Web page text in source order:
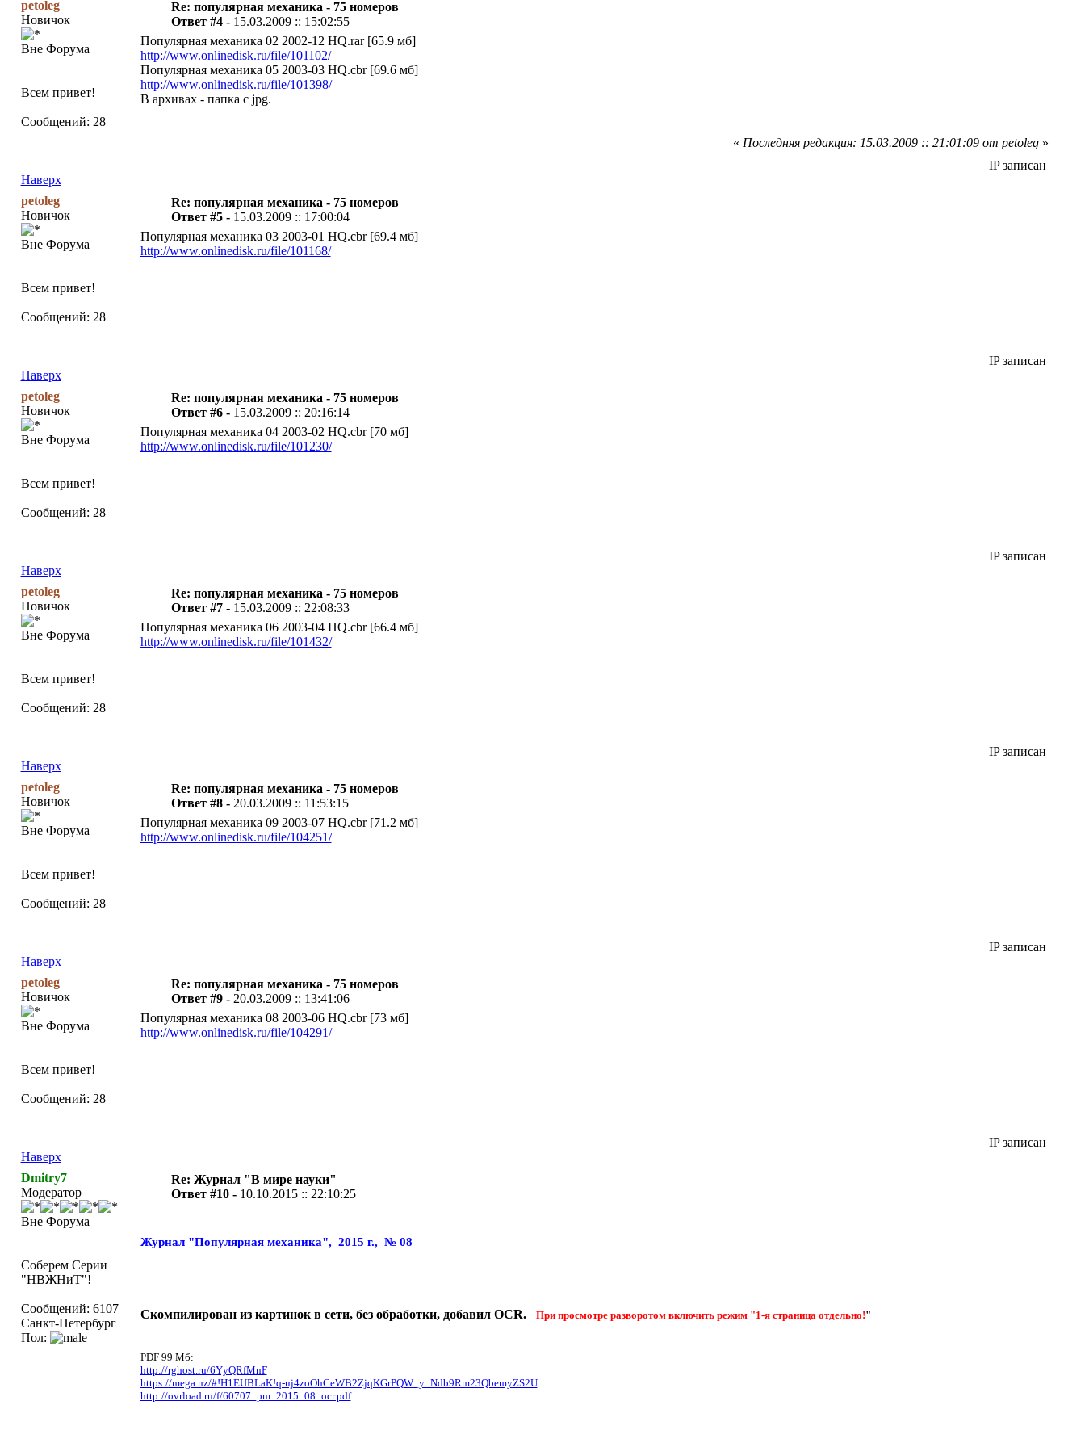
petoleg
Новичок
Вне Форума
Всем привет!
Сообщений: 28
Re: популярная механика - 75 номеров
Ответ #4 - 15.03.2009 :: 15:02:55
Популярная механика 02 2002-12 HQ.rar [65.9 мб]
http://www.onlinedisk.ru/file/101102/
Популярная механика 05 2003-03 HQ.cbr [69.6 мб]
http://www.onlinedisk.ru/file/101398/
В архивах - папка с jpg.
Наверх
« Последняя редакция: 15.03.2009 :: 21:01:09 от petoleg »
IP записан
petoleg
Новичок
Вне Форума
Всем привет!
Сообщений: 28
Re: популярная механика - 75 номеров
Ответ #5 - 15.03.2009 :: 17:00:04
Популярная механика 03 2003-01 HQ.cbr [69.4 мб]
http://www.onlinedisk.ru/file/101168/
Наверх
IP записан
petoleg
Новичок
Вне Форума
Всем привет!
Сообщений: 28
Re: популярная механика - 75 номеров
Ответ #6 - 15.03.2009 :: 20:16:14
Популярная механика 04 2003-02 HQ.cbr [70 мб]
http://www.onlinedisk.ru/file/101230/
Наверх
IP записан
petoleg
Новичок
Вне Форума
Всем привет!
Сообщений: 28
Re: популярная механика - 75 номеров
Ответ #7 - 15.03.2009 :: 22:08:33
Популярная механика 06 2003-04 HQ.cbr [66.4 мб]
http://www.onlinedisk.ru/file/101432/
Наверх
IP записан
petoleg
Новичок
Вне Форума
Всем привет!
Сообщений: 28
Re: популярная механика - 75 номеров
Ответ #8 - 20.03.2009 :: 11:53:15
Популярная механика 09 2003-07 HQ.cbr [71.2 мб]
http://www.onlinedisk.ru/file/104251/
Наверх
IP записан
petoleg
Новичок
Вне Форума
Всем привет!
Сообщений: 28
Re: популярная механика - 75 номеров
Ответ #9 - 20.03.2009 :: 13:41:06
Популярная механика 08 2003-06 HQ.cbr [73 мб]
http://www.onlinedisk.ru/file/104291/
Наверх
IP записан
Dmitry7
Модератор
Вне Форума
Соберем Серии
"НВЖНиТ"!
Сообщений: 6107
Санкт-Петербург
Пол:
Re: Журнал "В мире науки"
Ответ #10 - 10.10.2015 :: 22:10:25
Журнал "Популярная механика", 2015 г., № 08
Скомпилирован из картинок в сети, без обработки, добавил OCR. При просмотре разворотом включить режим "1-я страница отдельно!"
PDF 99 Мб:
http://rghost.ru/6YyQRfMnF
https://mega.nz/#!H1EUBLaK!q-uj4zoOhCeWB2ZjqKGrPQW_y_Ndb9Rm23QbemyZS2U
http://ovrload.ru/f/60707_pm_2015_08_ocr.pdf